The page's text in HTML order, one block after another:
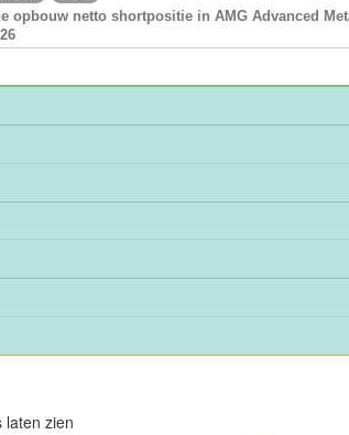
opbouw netto shortpositie in AMG Advanced
laten zien